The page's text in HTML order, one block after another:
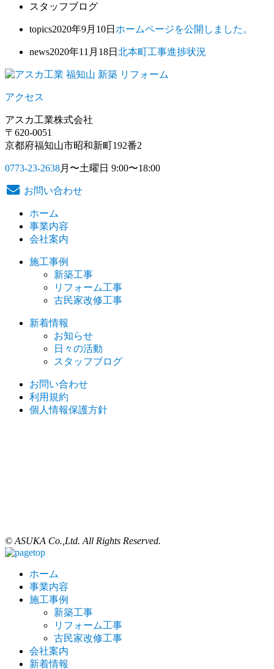
スタッフブログ
topics2020年9月10日 ホームページを公開しました。
news2020年11月18日 北本町工事進捗状況
アクセス
アスカ工業株式会社
〒620-0051
京都府福知山市昭和新町192番2
0773-23-2638月〜土曜日 9:00〜18:00
お問い合わせ
ホーム
事業内容
会社案内
施工事例
新築工事
リフォーム工事
古民家改修工事
新着情報
お知らせ
日々の活動
スタッフブログ
お問い合わせ
利用規約
個人情報保護方針
© ASUKA Co.,Ltd. All Rights Reserved.
ホーム
事業内容
施工事例
新築工事
リフォーム工事
古民家改修工事
会社案内
新着情報